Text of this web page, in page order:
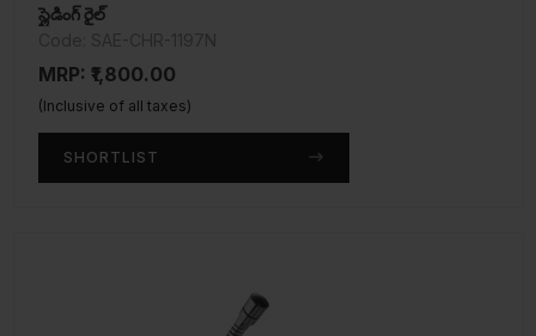
స్లైడింగ్ రైల్
MRP: ₹1,800.00
(Inclusive of all taxes)
SHORTLIST